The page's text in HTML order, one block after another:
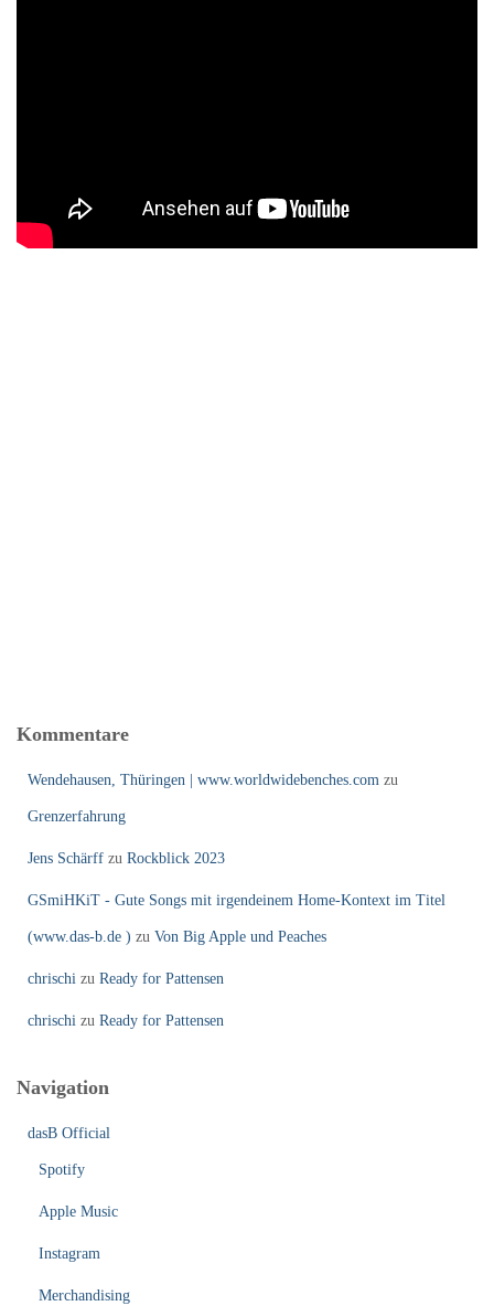
Kommentare
Wendehausen, Thüringen | www.worldwidebenches.com zu
Grenzerfahrung
Jens Schärff zu Rockblick 2023
GSmiHKiT - Gute Songs mit irgendeinem Home-Kontext im Titel
(www.das-b.de ) zu Von Big Apple und Peaches
chrischi zu Ready for Pattensen
chrischi zu Ready for Pattensen
Navigation
dasB Official
Spotify
Apple Music
Instagram
Merchandising